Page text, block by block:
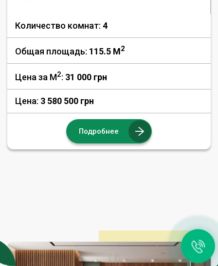
Количество комнат: 4
Общая площадь: 115.5 M2
Цена за М2: 31 000 грн
Цена: 3 580 500 грн
Подробнее